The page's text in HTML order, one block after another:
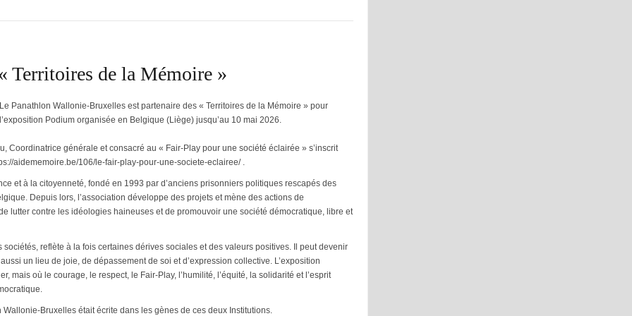
Territoires de la Mémoire »
Le Panathlon Wallonie-Bruxelles est partenaire des « Territoires de la Mémoire » pour
l’exposition Podium organisée en Belgique (Liège) jusqu’au 10 mai 2026.
Coordinatrice générale et consacré au « Fair-Play pour une société éclairée » s’inscrit
aidememoire.be/106/le-fair-play-pour-une-societe-eclairee/ .
et à la citoyenneté, fondé en 1993 par d’anciens prisonniers politiques rescapés des
Depuis lors, l’association développe des projets et mène des actions de
lutter contre les idéologies haineuses et de promouvoir une société démocratique, libre et
reflète à la fois certaines dérives sociales et des valeurs positives. Il peut devenir
un lieu de joie, de dépassement de soi et d’expression collective. L’exposition
mais où le courage, le respect, le Fair-Play, l’humilité, l’équité, la solidarité et l’esprit
Bruxelles était écrite dans les gènes de ces deux Institutions.